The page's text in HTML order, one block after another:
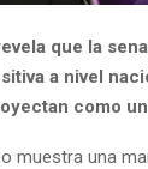
que la
a nivel
como
muestra una